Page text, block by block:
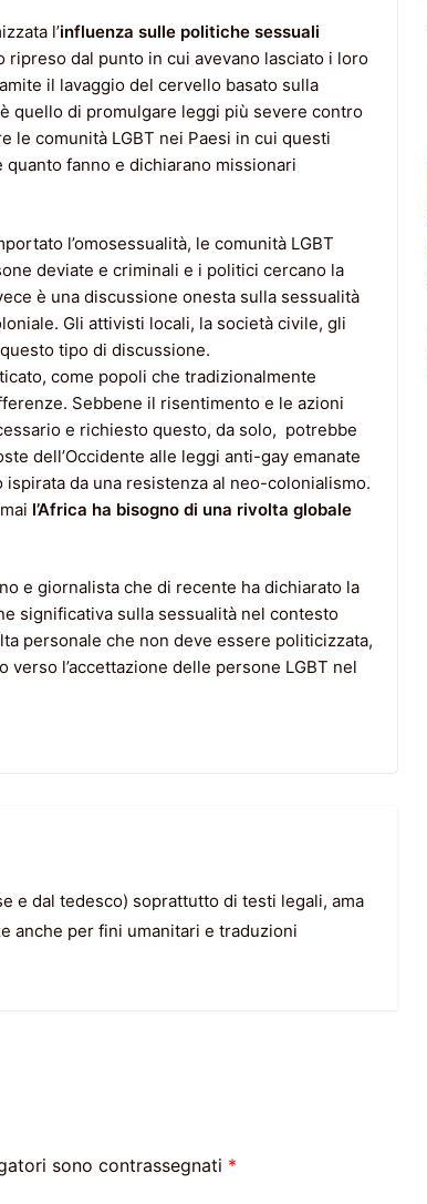
l’influenza sulle politiche sessuali
ripreso dal punto in cui avevano lasciato i loro
il lavaggio del cervello basato sulla
quello di promulgare leggi più severe contro
le comunità LGBT nei Paesi in cui questi
fanno e dichiarano missionari
l’omosessualità, le comunità LGBT
deviate e criminali e i politici cercano la
è una discussione onesta sulla sessualità
Gli attivisti locali, la società civile, gli
tipo di discussione.
come popoli che tradizionalmente
Sebbene il risentimento e le azioni
e richiesto questo, da solo, potrebbe
dell’Occidente alle leggi anti-gay emanate
da una resistenza al neo-colonialismo.
l’Africa ha bisogno di una rivolta globale
e giornalista che di recente ha dichiarato la
significativa sulla sessualità nel contesto
personale che non deve essere politicizzata,
l’accettazione delle persone LGBT nel
e dal tedesco) soprattutto di testi legali, ama
anche per fini umanitari e traduzioni
sono contrassegnati *